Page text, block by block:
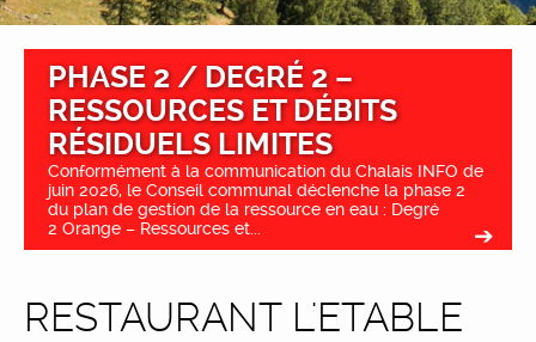
PHASE 2 / DEGRÉ 2 –
RESSOURCES ET DÉBITS
RÉSIDUELS LIMITES
Conformément à la communication du Chalais INFO de
juin 2026, le Conseil communal déclenche la phase 2
du plan de gestion de la ressource en eau : Degré
2 Orange – Ressources et...
RESTAURANT L'ETABLE